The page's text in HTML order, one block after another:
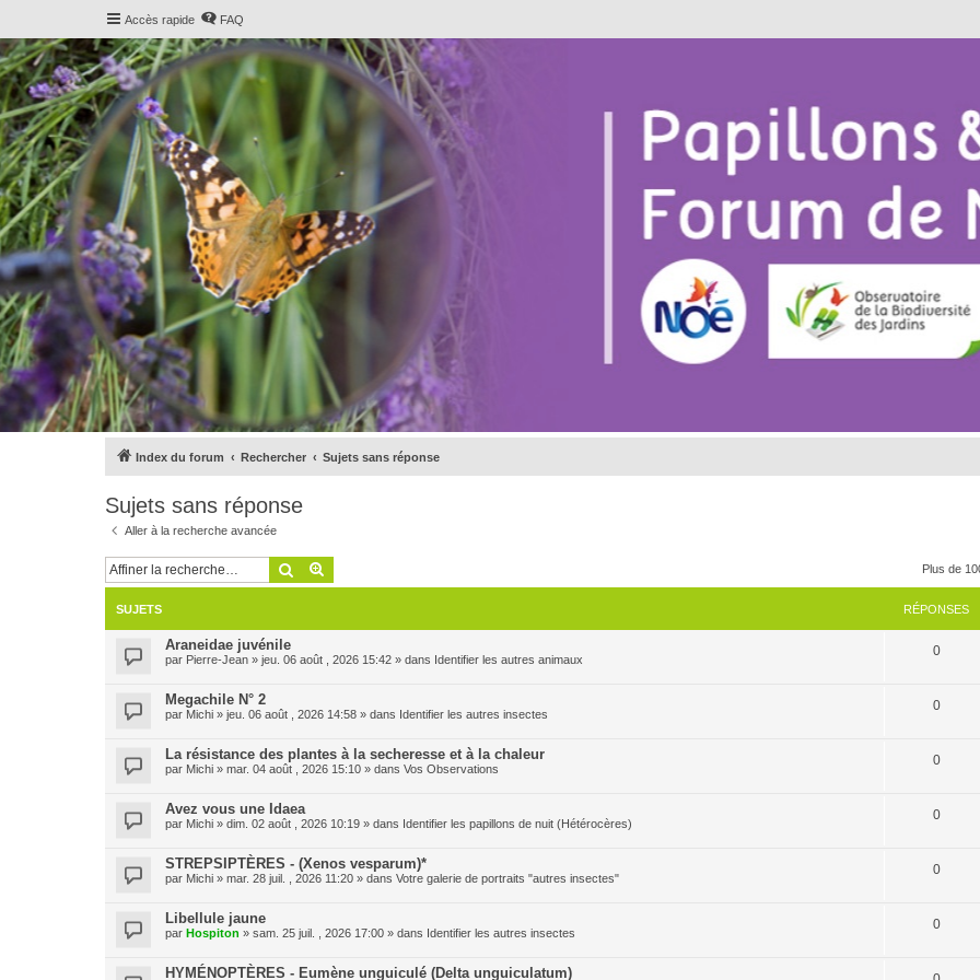
Accès rapide FAQ
Index du forum Rechercher Sujets sans réponse
Sujets sans réponse
Aller à la recherche avancée
Rechercher Plus de
SUJETS RÉPONSES
Araneidae juvénile
par Pierre-Jean » jeu. 06 août , 2026 15:42 » dans Identifier les autres animaux
0
Megachile N° 2
par Michi » jeu. 06 août , 2026 14:58 » dans Identifier les autres insectes
0
La résistance des plantes à la secheresse et à la chaleur
par Michi » mar. 04 août , 2026 15:10 » dans Vos Observations
0
Avez vous une Idaea
par Michi » dim. 02 août , 2026 10:19 » dans Identifier les papillons de nuit (Hétérocères)
0
STREPSIPTÈRES - (Xenos vesparum)*
par Michi » mar. 28 juil. , 2026 11:20 » dans Votre galerie de portraits "autres insectes"
0
Libellule jaune
par Hospiton » sam. 25 juil. , 2026 17:00 » dans Identifier les autres insectes
0
HYMÉNOPTÈRES - Eumène unguiculé (Delta unguiculatum)